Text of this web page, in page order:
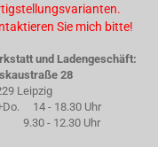
Sie mich bitte!
und Ladengeschäft:
28
Leipzig
14 - 18.30 Uhr
9.30 - 12.30 Uhr